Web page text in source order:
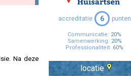
Specialisten Ouderengeneeskunde
accreditatie 6 punten
Communicatie: 20%
Samenwerking: 20%
Professionaliteit: 60%
locatie
Na deze